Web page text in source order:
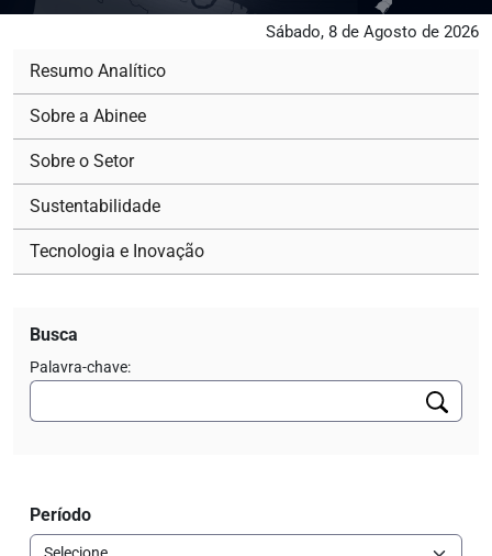
Sábado, 8 de Agosto de 2026
Resumo Analítico
Sobre a Abinee
Sobre o Setor
Sustentabilidade
Tecnologia e Inovação
Busca
Palavra-chave:
Período